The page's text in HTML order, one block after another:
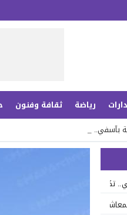
رياضة ثقافة وفنون
بآسفي.. تكوي_
تكوين أكاديمي رائد لمواكبة تحولات
يكتب فصلاً جديداً من ذاكرة